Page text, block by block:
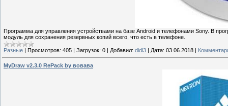
Программа для управления устройствами на базе Android и телефонами Sony. В
модуль для сохранения резервных копий всего, что есть в телефоне.
Разные | Просмотров: 405 | Загрузок: 0 | Добавил: didl3 | Дата: 03.06.2018 |
MyDraw v2.3.0 RePack by вовава